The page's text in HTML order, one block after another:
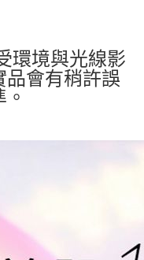
環境與光線影
品會有稍許誤